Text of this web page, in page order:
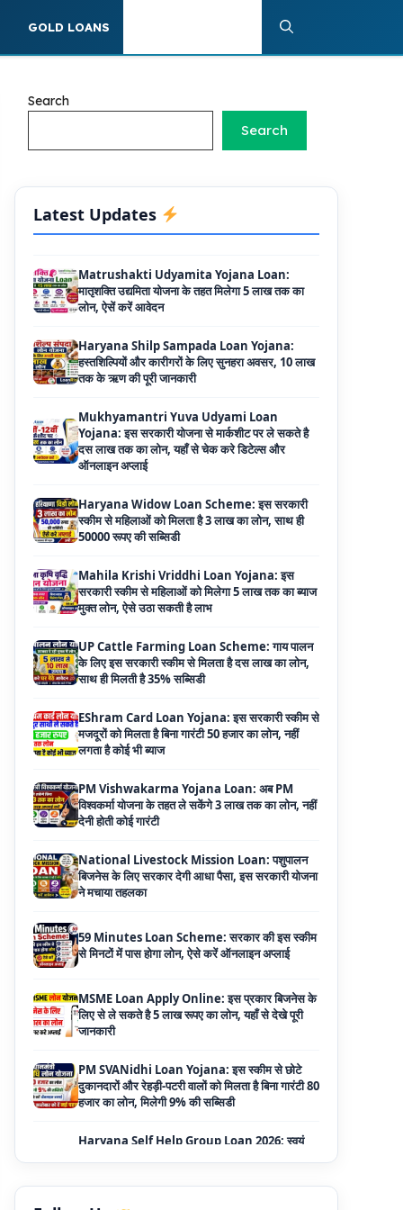
GOLD LOANS
Search
Search
Latest Updates
दुकानदारों को इस स्कीम के तहत मिलता है ₹50,000 का
Labour House Construction Loan
Scheme: श्रमिक मकान निर्माण लोन योजना से मजदुर
मातृशक्ति उद्यमिता योजना के तहत मिलेगा 5 लाख तक का
लोन, ऐसें करें आवेदन
Haryana Shilp Sampada Loan Yojana:
हस्तशिल्पियों और कारीगरों के लिए सुनहरा अवसर, 10 लाख
तक के ऋण की पूरी जानकारी
Mukhyamantri Yuva Udyami Loan
Yojana: इस सरकारी योजना से मार्कशीट पर ले सकते है
दस लाख तक का लोन, यहाँ से चेक करे डिटेल्स और
ऑनलाइन अप्लाई
Haryana Widow Loan Scheme: इस सरकारी
स्कीम से महिलाओं को मिलता है 3 लाख का लोन, साथ ही
50000 रूपए की सब्सिडी
Mahila Krishi Vriddhi Loan Yojana: इस
सरकारी स्कीम से महिलाओं को मिलेगा 5 लाख तक का ब्याज
मुक्त लोन, ऐसे उठा सकती है लाभ
UP Cattle Farming Loan Scheme: गाय पालन
के लिए इस सरकारी स्कीम से मिलता है दस लाख का लोन,
साथ ही मिलती है 35% सब्सिडी
EShram Card Loan Yojana: इस सरकारी स्कीम से
मजदूरों को मिलता है बिना गारंटी 50 हजार का लोन, नहीं
लगता है कोई भी ब्याज
PM Vishwakarma Yojana Loan: अब PM
विश्वकर्मा योजना के तहत ले सकेंगे 3 लाख तक का लोन, नहीं
देनी होती कोई गारंटी
National Livestock Mission Loan: पशुपालन
बिजनेस के लिए सरकार देगी आधा पैसा, इस सरकारी योजना
ने मचाया तहलका
59 Minutes Loan Scheme: सरकार की इस स्कीम
से मिनटों में पास होगा लोन, ऐसे करें ऑनलाइन अप्लाई
लिए से ले सकते है 5 लाख रूपए का लोन, यहाँ से देखे पूरी
जानकारी
PM SVANidhi Loan Yojana: इस स्कीम से छोटे
दुकानदारों और रेहड़ी-पटरी वालों को मिलता है बिना गारंटी 80
हजार का लोन, मिलेगी 9% की सब्सिडी
Haryana Self Help Group Loan 2026: स्वयं
सहायता समूह महिलाओं को मिल रहा है ₹10 लाख तक का
लोन, ऐसे करें आवेदन
Bakri Palan Loan Online Apply: अब बकरी
मिलती है 35% तक सब्सिडी